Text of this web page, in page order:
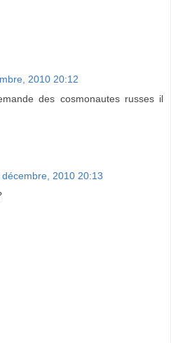
2010 20:12
des cosmonautes russes il
décembre, 2010 20:13